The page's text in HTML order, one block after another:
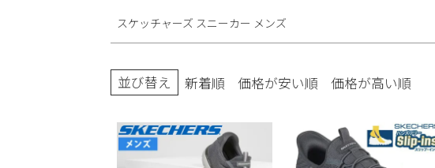
ローファー
ローファー
フォーマル
ブーツ
スケッチャーズ スニーカー メンズ
並び替え 新着順 価格が安い順 価格が高い順